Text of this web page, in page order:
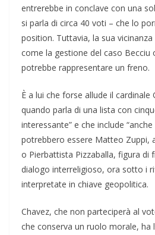
entrerebbe in conclave con una
si parla di circa 40 voti – che lo
position. Tuttavia, la sua
come la gestione del caso Becciu
potrebbe rappresentare un freno.
È a lui che forse allude il cardinale
quando parla di una lista con
interessante” e che include
potrebbero essere Matteo Zuppi,
o Pierbattista Pizzaballa, figura di
dialogo interreligioso, ora sotto i
interpretate in chiave geopolitica.
Chavez, che non parteciperà al
che conserva un ruolo morale, ha